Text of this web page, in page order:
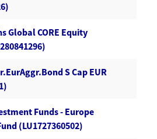
Global CORE Equity
S Cap EUR
Funds - Europe
(LU1727360502)